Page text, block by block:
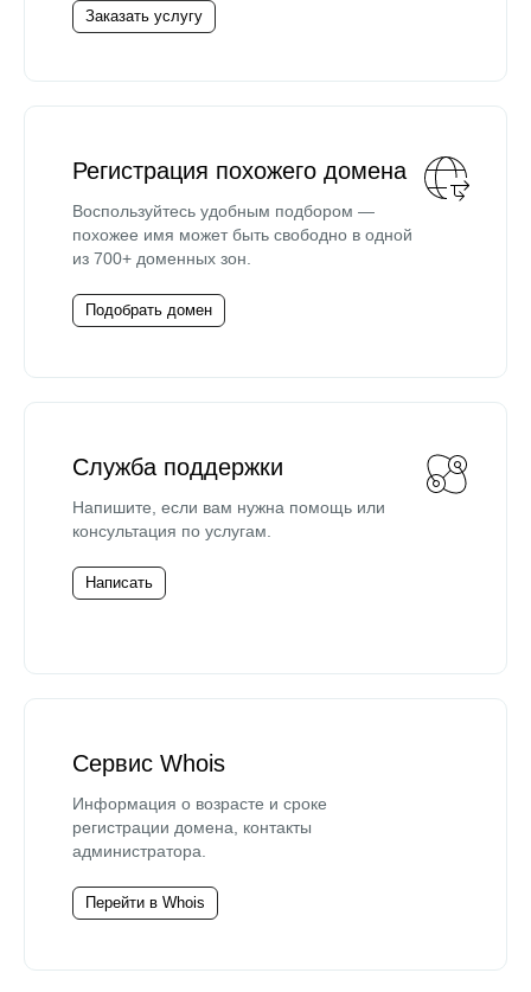
Заказать услугу
Регистрация похожего домена
Воспользуйтесь удобным подбором —
похожее имя может быть свободно в одной
из 700+ доменных зон.
Подобрать домен
Служба поддержки
Напишите, если вам нужна помощь или
консультация по услугам.
Написать
Сервис Whois
Информация о возрасте и сроке
регистрации домена, контакты
администратора.
Перейти в Whois